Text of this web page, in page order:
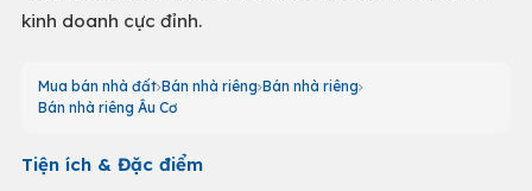
kinh doanh cực đỉnh.
Mua bán nhà đất Bán nhà riêng Bán nhà riêng
Bán nhà riêng Âu Cơ
Tiện ích & Đặc điểm